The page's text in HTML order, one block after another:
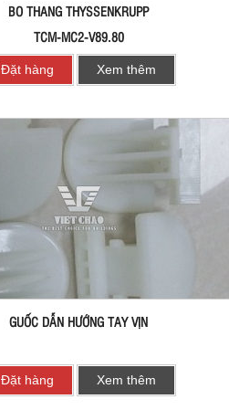
BO THANG THYSSENKRUPP
TCM-MC2-V89.80
Đặt hàng Xem thêm
GUỐC DẪN HƯỚNG TAY VỊN
Đặt hàng Xem thêm